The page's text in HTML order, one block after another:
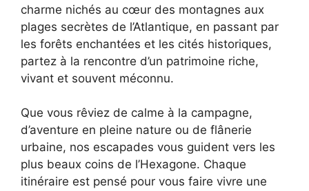
charme nichés au cœur des montagnes aux
plages secrètes de l’Atlantique, en passant par
les forêts enchantées et les cités historiques,
partez à la rencontre d’un patrimoine riche,
vivant et souvent méconnu.
Que vous rêviez de calme à la campagne,
d’aventure en pleine nature ou de flânerie
urbaine, nos escapades vous guident vers les
plus beaux coins de l’Hexagone. Chaque
itinéraire est pensé pour vous faire vivre une